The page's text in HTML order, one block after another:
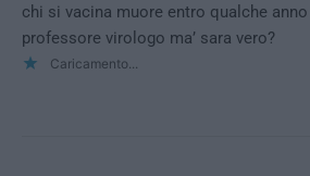
chi si vacina muore entro qualche
professore virologo ma’ sara vero?
Caricamento...